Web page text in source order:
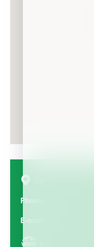
Phone
E-mail